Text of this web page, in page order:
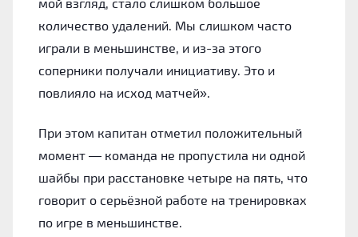
количество удалений. Мы слишком часто
играли в меньшинстве, и из-за этого
соперники получали инициативу. Это и
повлияло на исход матчей».
При этом капитан отметил положительный
момент — команда не пропустила ни одной
шайбы при расстановке четыре на пять, что
говорит о серьёзной работе на тренировках
по игре в меньшинстве.